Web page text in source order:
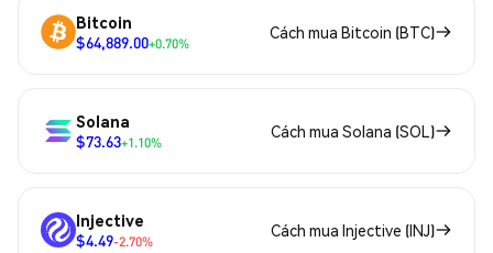
Bitcoin
$64,889.00+0.70%
Cách mua Bitcoin (BTC)
Solana
$73.63+1.10%
Cách mua Solana (SOL)
Injective
$4.49-2.70%
Cách mua Injective (INJ)